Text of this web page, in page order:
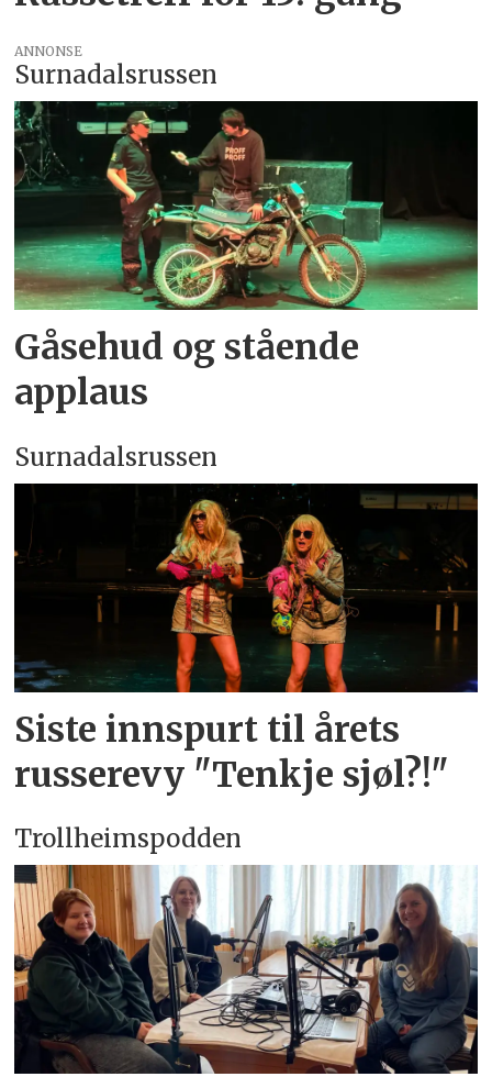
ANNONSE
Surnadalsrussen
Gåsehud og stående
applaus
Surnadalsrussen
Siste innspurt til årets
russerevy "Tenkje sjøl?!"
Trollheimspodden